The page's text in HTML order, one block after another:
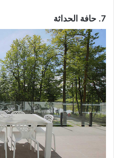
7. حافة الحداثة